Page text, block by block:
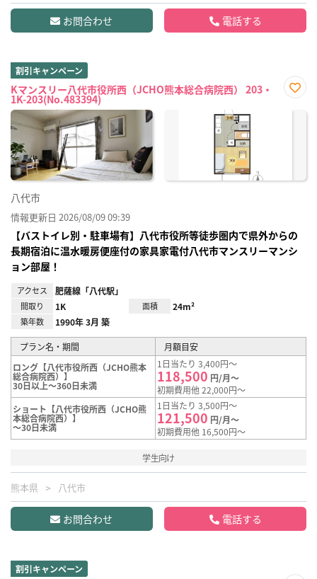
お問合わせ 電話する
割引キャンペーン
Kマンスリー八代市役所西（JCHO熊本総合病院西） 203・
1K-203(No.483394)
に入
八代市
情報更新日 2026/08/09 09:39
【バストイレ別・駐車場有】八代市役所等徒歩圏内で県外からの
長期宿泊に温水暖房便座付の家具家電付八代市マンスリーマンシ
ョン部屋！
アクセス 肥薩線「八代駅」
間取り 1K 面積 24m²
築年数 1990年 3月 築
プラン名・期間
月額目安
ロング【八代市役所西（JCHO熊本
総合病院西）】
30日以上～360日未満
1日当たり 3,400円～
118,500 円/月～
初期費用他 22,000円～
ショート【八代市役所西（JCHO熊
本総合病院西）】
～30日未満
1日当たり 3,500円～
121,500 円/月～
初期費用他 16,500円～
学生向け
熊本県 八代市
お問合わせ 電話する
割引キャンペーン